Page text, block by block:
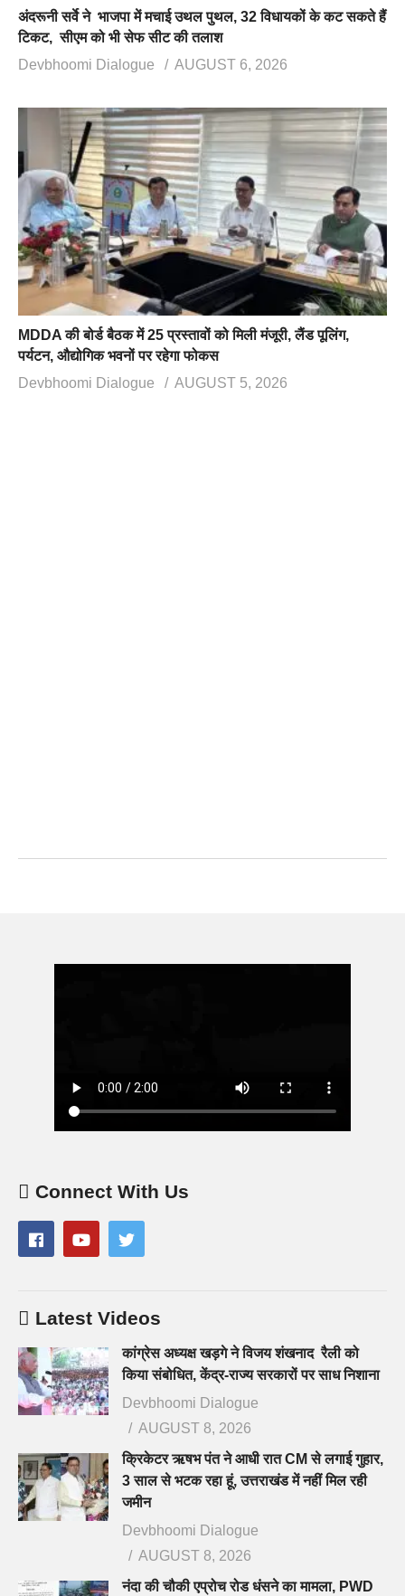
अंदरूनी सर्वे ने भाजपा में मचाई उथल पुथल, 32 विधायकों के कट सकते हैं
टिकट, सीएम को भी सेफ सीट की तलाश
Devbhoomi Dialogue
AUGUST 6, 2026
MDDA की बोर्ड बैठक में 25 प्रस्तावों को मिली मंजूरी, लैंड पूलिंग,
पर्यटन, औद्योगिक भवनों पर रहेगा फोकस
Devbhoomi Dialogue
AUGUST 5, 2026
Connect With Us
Latest Videos
कांग्रेस अध्यक्ष खड़गे ने विजय शंखनाद रैली को
किया संबोधित, केंद्र-राज्य सरकारों पर साध निशाना
Devbhoomi Dialogue
AUGUST 8, 2026
क्रिकेटर ऋषभ पंत ने आधी रात CM से लगाई गुहार,
3 साल से भटक रहा हूं, उत्तराखंड में नहीं मिल रही
जमीन
Devbhoomi Dialogue
AUGUST 8, 2026
नंदा की चौकी एप्रोच रोड धंसने का मामला, PWD